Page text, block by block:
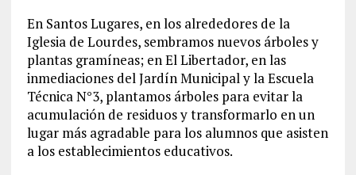
En Santos Lugares, en los alrededores de la
Iglesia de Lourdes, sembramos nuevos árboles y
plantas gramíneas; en El Libertador, en las
inmediaciones del Jardín Municipal y la Escuela
Técnica N°3, plantamos árboles para evitar la
acumulación de residuos y transformarlo en un
lugar más agradable para los alumnos que asisten
a los establecimientos educativos.